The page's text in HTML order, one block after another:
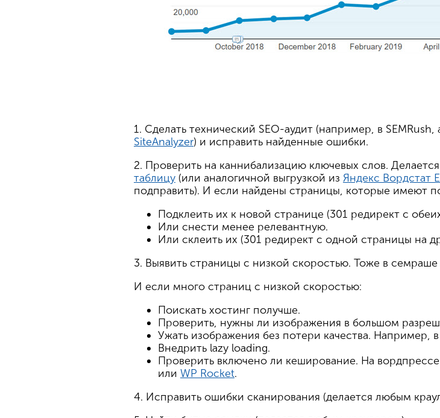
1. Сделать технический SEO-аудит (например, в
SiteAnalyzer) и исправить найденные ошибки.
2. Проверить на каннибализацию ключевых слов.
таблицу (или аналогичной выгрузкой из Яндекс Вордстат
подправить). И если найдены страницы, которые имеют
Подклеить их к новой странице (301 редирект с
Или снести менее релевантную.
Или склеить их (301 редирект с одной страницы на
3. Выявить страницы с низкой скоростью. Тоже в
И если много страниц с низкой скоростью:
Поискать хостинг получше.
Проверить, нужны ли изображения в большом
Ужать изображения без потери качества. Например, в
Внедрить lazy loading.
Проверить включено ли кеширование. На
или WP Rocket.
4. Исправить ошибки сканирования (делается любым